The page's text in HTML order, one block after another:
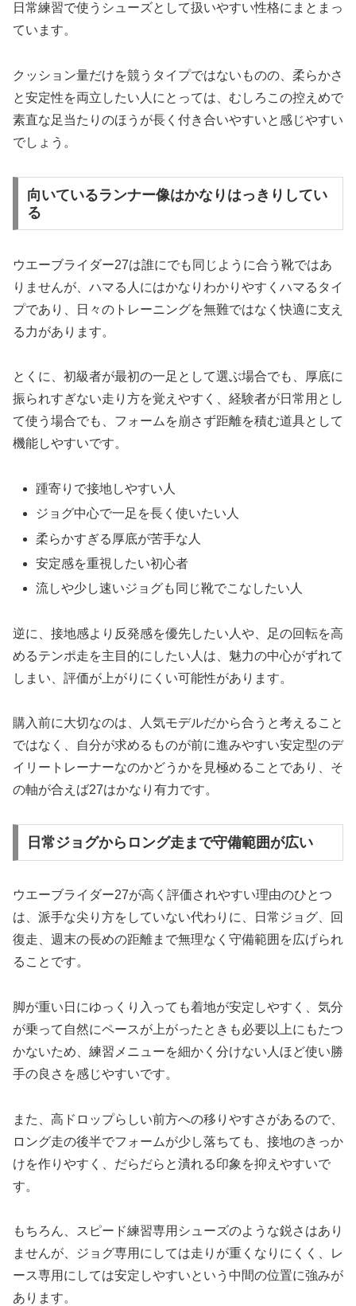
日常練習で使うシューズとして扱いやすい性格にまとまっ
ています。
クッション量だけを競うタイプではないものの、柔らかさ
と安定性を両立したい人にとっては、むしろこの控えめで
素直な足当たりのほうが長く付き合いやすいと感じやすい
でしょう。
向いているランナー像はかなりはっきりしてい
る
ウエーブライダー27は誰にでも同じように合う靴ではあ
りませんが、ハマる人にはかなりわかりやすくハマるタイ
プであり、日々のトレーニングを無難ではなく快適に支え
る力があります。
とくに、初級者が最初の一足として選ぶ場合でも、厚底に
振られすぎない走り方を覚えやすく、経験者が日常用とし
て使う場合でも、フォームを崩さず距離を積む道具として
機能しやすいです。
踵寄りで接地しやすい人
ジョグ中心で一足を長く使いたい人
柔らかすぎる厚底が苦手な人
安定感を重視したい初心者
流しや少し速いジョグも同じ靴でこなしたい人
逆に、接地感より反発感を優先したい人や、足の回転を高
めるテンポ走を主目的にしたい人は、魅力の中心がずれて
しまい、評価が上がりにくい可能性があります。
購入前に大切なのは、人気モデルだから合うと考えること
ではなく、自分が求めるものが前に進みやすい安定型のデ
イリートレーナーなのかどうかを見極めることであり、そ
の軸が合えば27はかなり有力です。
日常ジョグからロング走まで守備範囲が広い
ウエーブライダー27が高く評価されやすい理由のひとつ
は、派手な尖り方をしていない代わりに、日常ジョグ、回
復走、週末の長めの距離まで無理なく守備範囲を広げられ
ることです。
脚が重い日にゆっくり入っても着地が安定しやすく、気分
が乗って自然にペースが上がったときも必要以上にもたつ
かないため、練習メニューを細かく分けない人ほど使い勝
手の良さを感じやすいです。
また、高ドロップらしい前方への移りやすさがあるので、
ロング走の後半でフォームが少し落ちても、接地のきっか
けを作りやすく、だらだらと潰れる印象を抑えやすいで
す。
もちろん、スピード練習専用シューズのような鋭さはあり
ませんが、ジョグ専用にしては走りが重くなりにくく、レ
ース専用にしては安定しやすいという中間の位置に強みが
あります。